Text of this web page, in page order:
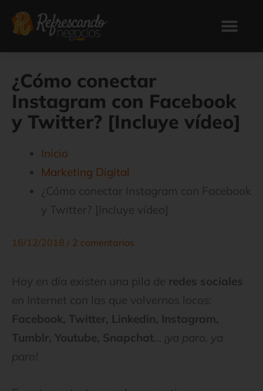
¿Cómo conectar
Instagram con Facebook
y Twitter? [Incluye vídeo]
Inicio
Marketing Digital
¿Cómo conectar Instagram con Facebook
y Twitter? [Incluye vídeo]
16/12/2018 / 2 comentarios
Hoy en día existen una pila de redes sociales
en Internet con las que volvernos locos:
Facebook, Twitter, Linkedin, Instagram,
Tumblr, Youtube, Snapchat… ¡ya paro, ya
paro!